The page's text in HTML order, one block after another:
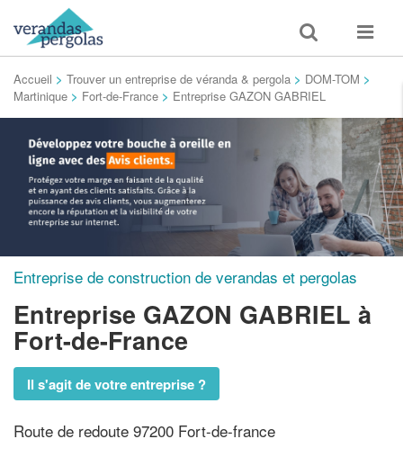
Toggle
search
Toggle
Accueil > Trouver un entreprise de véranda & pergola > DOM-TOM >
Martinique > Fort-de-France > Entreprise GAZON GABRIEL
Entreprise de construction de verandas et pergolas
Entreprise GAZON GABRIEL à
Fort-de-France
Il s'agit de votre entreprise ?
Route de redoute 97200 Fort-de-france